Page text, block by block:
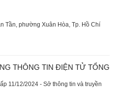
Tần, phường Xuân Hòa, Tp. Hồ Chí
THÔNG TIN ĐIỆN TỬ TỔNG
11/12/2024 - Sở thông tin và truyền